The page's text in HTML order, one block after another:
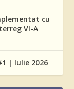
cu
VI-A
| Iulie 2026